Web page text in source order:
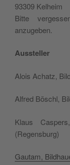
93309 Kelheim
Bit­te
anzugeben.
Aus­stel­ler
Alois Acha­tz,
Alfred Böschl,
Klaus
(Regen­sburg)
Gau­tam,